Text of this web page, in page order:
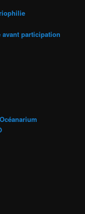
avant participation